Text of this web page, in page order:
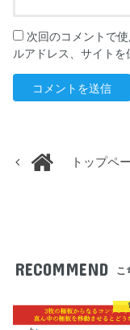
次回のコメントで
ルアドレス、サイトを
トップペ
RECOMMEND こ